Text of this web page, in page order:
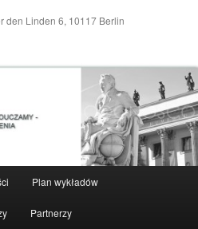
den Linden 6, 10117 Berlin
Plan wykładów
Partnerzy